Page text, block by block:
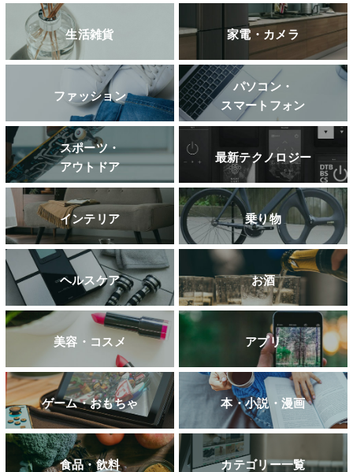
生活雑貨 家電・カメラ
ファッション
パソコン・
スマートフォン
スポーツ・
アウトドア
最新テクノロジー
インテリア 乗り物
ヘルスケア お酒
美容・コスメ アプリ
ゲーム・おもちゃ 本・小説・漫画
食品・飲料 カテゴリー一覧